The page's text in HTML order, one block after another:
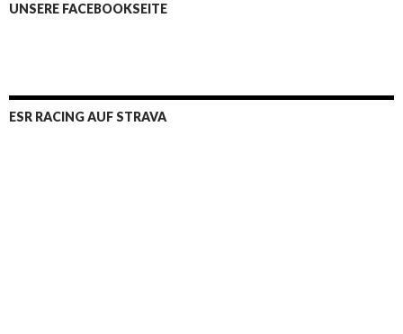
UNSERE FACEBOOKSEITE
ESR RACING AUF STRAVA